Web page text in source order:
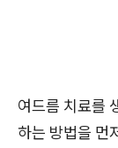
여드름 치료를
하는 방법을 먼